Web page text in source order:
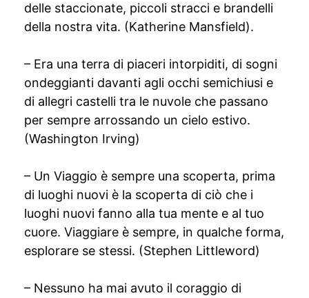
delle staccionate, piccoli stracci e brandelli
della nostra vita. (Katherine Mansfield).
– Era una terra di piaceri intorpiditi, di sogni
ondeggianti davanti agli occhi semichiusi e
di allegri castelli tra le nuvole che passano
per sempre arrossando un cielo estivo.
(Washington Irving)
– Un Viaggio è sempre una scoperta, prima
di luoghi nuovi è la scoperta di ciò che i
luoghi nuovi fanno alla tua mente e al tuo
cuore. Viaggiare è sempre, in qualche forma,
esplorare se stessi. (Stephen Littleword)
– Nessuno ha mai avuto il coraggio di